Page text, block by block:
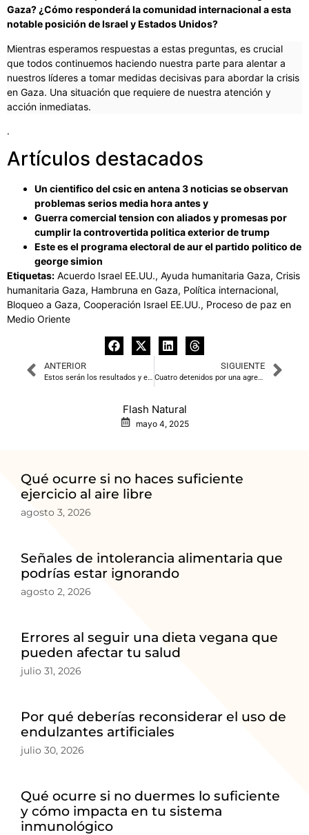
Gaza? ¿Cómo responderá la comunidad internacional a esta
notable posición de Israel y Estados Unidos?
Mientras esperamos respuestas a estas preguntas, es crucial
que todos continuemos haciendo nuestra parte para alentar a
nuestros líderes a tomar medidas decisivas para abordar la crisis
en Gaza. Una situación que requiere de nuestra atención y
acción inmediatas.
.
Artículos destacados
Un cientifico del csic en antena 3 noticias se observan
problemas serios media hora antes y
Guerra comercial tension con aliados y promesas por
cumplir la controvertida politica exterior de trump
Este es el programa electoral de aur el partido politico de
george simion
Etiquetas: Acuerdo Israel EE.UU., Ayuda humanitaria Gaza, Crisis
humanitaria Gaza, Hambruna en Gaza, Política internacional,
Bloqueo a Gaza, Cooperación Israel EE.UU., Proceso de paz en
Medio Oriente
ANTERIOR
Estos serán los resultados y el ganador de las elecciones en Rumanía 2025, según las encuestas
SIGUIENTE
Flash Natural
mayo 4, 2025
Qué ocurre si no haces suficiente
ejercicio al aire libre
agosto 3, 2026
Señales de intolerancia alimentaria que
podrías estar ignorando
agosto 2, 2026
Errores al seguir una dieta vegana que
pueden afectar tu salud
julio 31, 2026
Por qué deberías reconsiderar el uso de
endulzantes artificiales
julio 30, 2026
Qué ocurre si no duermes lo suficiente
y cómo impacta en tu sistema
inmunológico